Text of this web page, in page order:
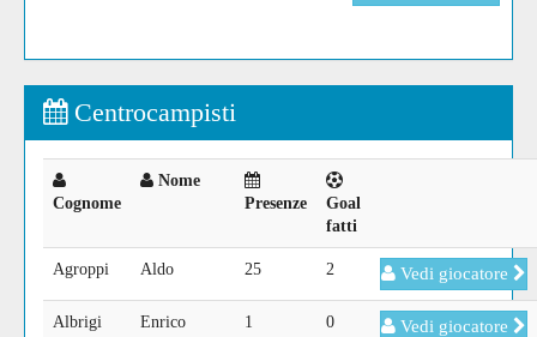
Centrocampisti
Cognome
Nome
Presenze
Goal
fatti
Agroppi Aldo 25 2 Vedi giocatore
Albrigi Enrico 1 0 Vedi giocatore